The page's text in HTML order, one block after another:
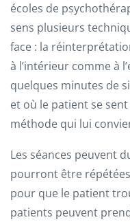
écoles de
sens plusieurs
face : la
à l’intérieur comme à
quelques minutes de
et où le patient se
méthode qui lui
Les séances peuvent
pourront être
pour que le patient
patients peuvent